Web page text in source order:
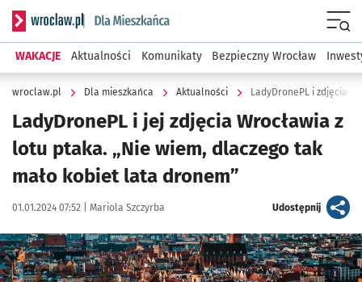
Serwis informacyjny wroclaw.pl podserwis: Dla mieszkańca
WAKACJE Aktualności Komunikaty Bezpieczny Wrocław
wroclaw.pl Dla mieszkańca Aktualności LadyDronePL i zdjęcia
LadyDronePL i jej zdjęcia Wrocławia z
lotu ptaka. „Nie wiem, dlaczego tak
mało kobiet lata dronem”
Data publikacji:
01.01.2024 07:52 | Autor:
Mariola Szczyrba Udostępnijartykuł
Kliknij, aby zobaczyć galerię